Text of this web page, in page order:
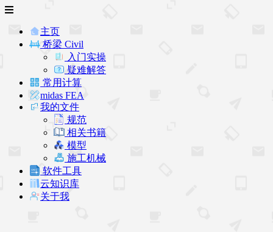
主页
桥梁 Civil
入门实操
疑难解答
常用计算
midas FEA
我的文件
规范
相关书籍
模型
施工机械
软件工具
云知识库
关于我